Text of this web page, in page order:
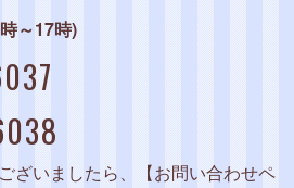
～17時)
ざいましたら、【お問い合わせペ